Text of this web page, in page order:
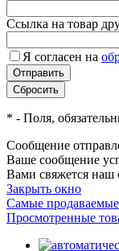
Ссылка на товар
Я согласен на
* - Поля,
Сообщение
Ваше сообщение
Вами свяжется наш
Закрыть окно
Самые
Просмотренные